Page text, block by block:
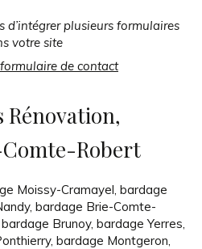
d’intégrer plusieurs formulaires
votre site
de contact
Rénovation,
Robert
Moissy-Cramayel, bardage
, bardage Brie-Comte-
bardage Brunoy, bardage Yerres,
, bardage Montgeron,